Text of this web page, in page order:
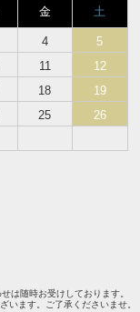
金 土
4
5
11
12
18
19
25
26
は随時お受けしております。
います。ご了承くださいませ。